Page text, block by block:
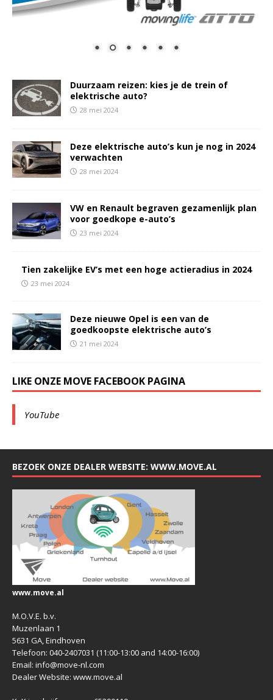
Duurzaam reizen: kies je de trein of
elektrische auto?
28 mei 2024
Deze elektrische auto’s kun je nog in 2024
verwachten
28 mei 2024
VW en Renault begraven gezamenlijk plan
voor goedkope e-auto’s
23 mei 2024
Tien zakelijke EV’s met een hoge actieradius in 2024
23 mei 2024
Deze nieuwe Opel is een van de
goedkoopste elektrische auto’s
21 mei 2024
LIKE ONZE MOVE FACEBOOK PAGINA
YouTube
BEZOEK ONZE DEALER WEBSITE: WWW.MOVE.AL
www.move.al
M.O.V.E. b.v.
Muzenlaan 1
5631 GA, Eindhoven
Telefoon: 040-2407031 (11:00-13:00 and 14:00-16:00)
Email: info@move-nl.com
Dealer Website: www.move.al